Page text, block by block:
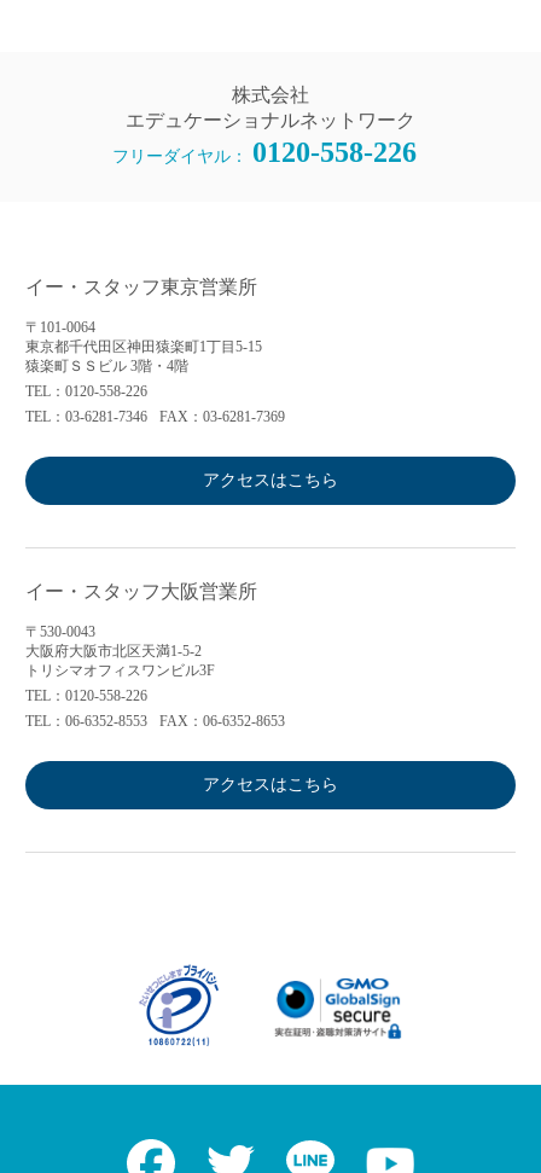
株式会社
エデュケーショナルネットワーク
フリーダイヤル： 0120-558-226
イー・スタッフ東京営業所
〒101-0064
東京都千代田区神田猿楽町1丁目5-15
猿楽町ＳＳビル 3階・4階
TEL：0120-558-226
TEL：03-6281-7346
FAX：03-6281-7369
アクセスはこちら
イー・スタッフ大阪営業所
〒530-0043
大阪府大阪市北区天満1-5-2
トリシマオフィスワンビル3F
TEL：0120-558-226
TEL：06-6352-8553
FAX：06-6352-8653
アクセスはこちら
Facebook Twitter LINE